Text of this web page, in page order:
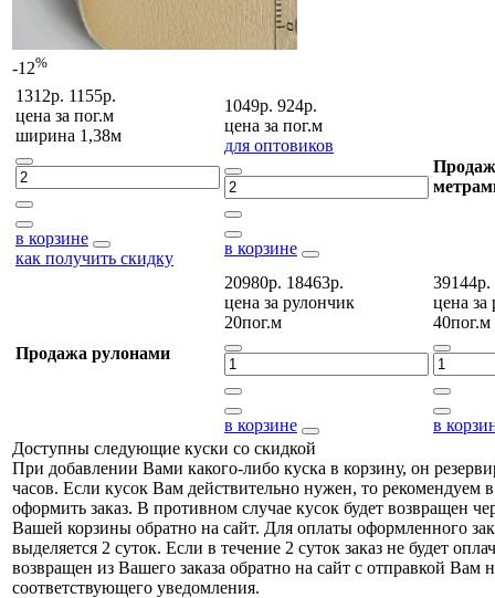
-12%
1312р. 1155р.
цена за пог.м
ширина 1,38м
в корзине
как получить скидку
1049р. 924р.
цена за пог.м
для оптовиков
в корзине
Продажа рулонами
20980р. 18463р.
цена за рулончик
20пог.м
в корзине
39144р.
цена за
40пог.м
в
Доступны следующие куски со скидкой
При добавлении Вами какого-либо куска в корзину, он
часов. Если кусок Вам действительно нужен, то рекомендуем
оформить заказ. В противном случае кусок будет возвращен
Вашей корзины обратно на сайт. Для оплаты оформленного
выделяется 2 суток. Если в течение 2 суток заказ не будет
возвращен из Вашего заказа обратно на сайт с отправкой Вам
соответствующего уведомления.